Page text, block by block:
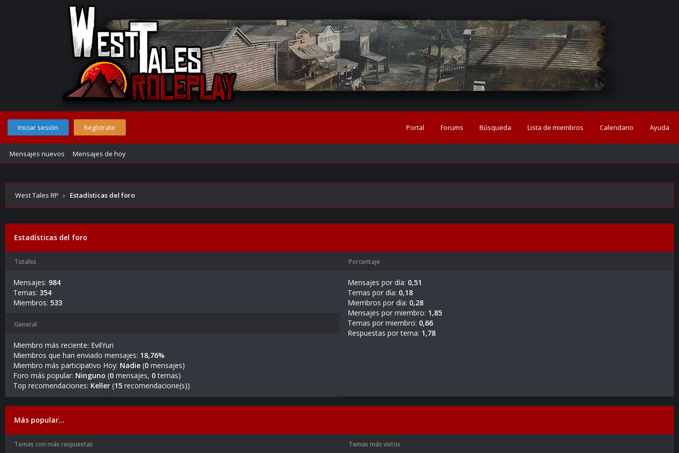
Iniciar sesión Regístrate Portal Forums Búsqueda Lista de miembros Calendario Ayuda
Mensajes nuevos Mensajes de hoy
West Tales RP › Estadísticas del foro
Estadísticas del foro
Totales Porcentaje
Mensajes: 984
Temas: 354
Miembros: 533
Mensajes por día: 0,51
Temas por día: 0,18
Miembros por día: 0,28
Mensajes por miembro: 1,85
Temas por miembro: 0,66
Respuestas por tema: 1,78
General
Miembro más reciente: EvilYuri
Miembros que han enviado mensajes: 18,76%
Miembro más participativo Hoy: Nadie (0 mensajes)
Foro más popular: Ninguno (0 mensajes, 0temas)
Top recomendaciones: Keller (15 recomendacione(s))
Más popular…
Temas con más respuestas Temas más vistos